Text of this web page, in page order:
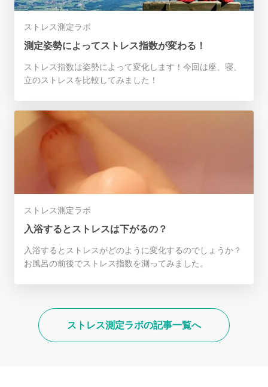
ストレス測定ラボ
測定姿勢によってストレス指数が変わる！
ストレス指数は姿勢によって変化します！今回は座、寝、
立のストレスを比較してみました！
ストレス測定ラボ
入浴するとストレスは下がるの？
入浴するとストレスがどのように変化するのでしょうか？
お風呂の前後でストレス指数を測ってみました。
ストレス測定ラボの記事一覧へ